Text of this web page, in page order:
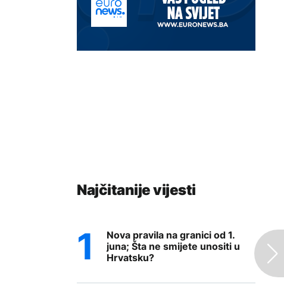
Najčitanije vijesti
Nova pravila na granici od 1.
juna; Šta ne smijete unositi u
Hrvatsku?